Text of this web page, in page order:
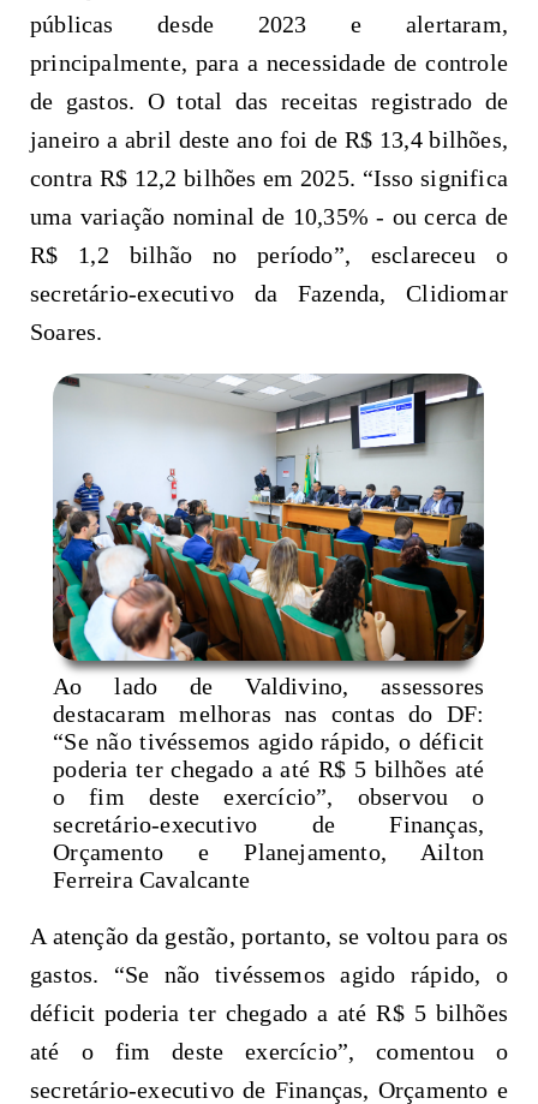
públicas desde 2023 e alertaram,
principalmente, para a necessidade de controle
de gastos. O total das receitas registrado de
janeiro a abril deste ano foi de R$ 13,4 bilhões,
contra R$ 12,2 bilhões em 2025. “Isso significa
uma variação nominal de 10,35% - ou cerca de
R$ 1,2 bilhão no período”, esclareceu o
secretário-executivo da Fazenda, Clidiomar
Soares.
Ao lado de Valdivino, assessores
destacaram melhoras nas contas do DF:
“Se não tivéssemos agido rápido, o déficit
poderia ter chegado a até R$ 5 bilhões até
o fim deste exercício”, observou o
secretário-executivo de Finanças,
Orçamento e Planejamento, Ailton
Ferreira Cavalcante
A atenção da gestão, portanto, se voltou para os
gastos. “Se não tivéssemos agido rápido, o
déficit poderia ter chegado a até R$ 5 bilhões
até o fim deste exercício”, comentou o
secretário-executivo de Finanças, Orçamento e